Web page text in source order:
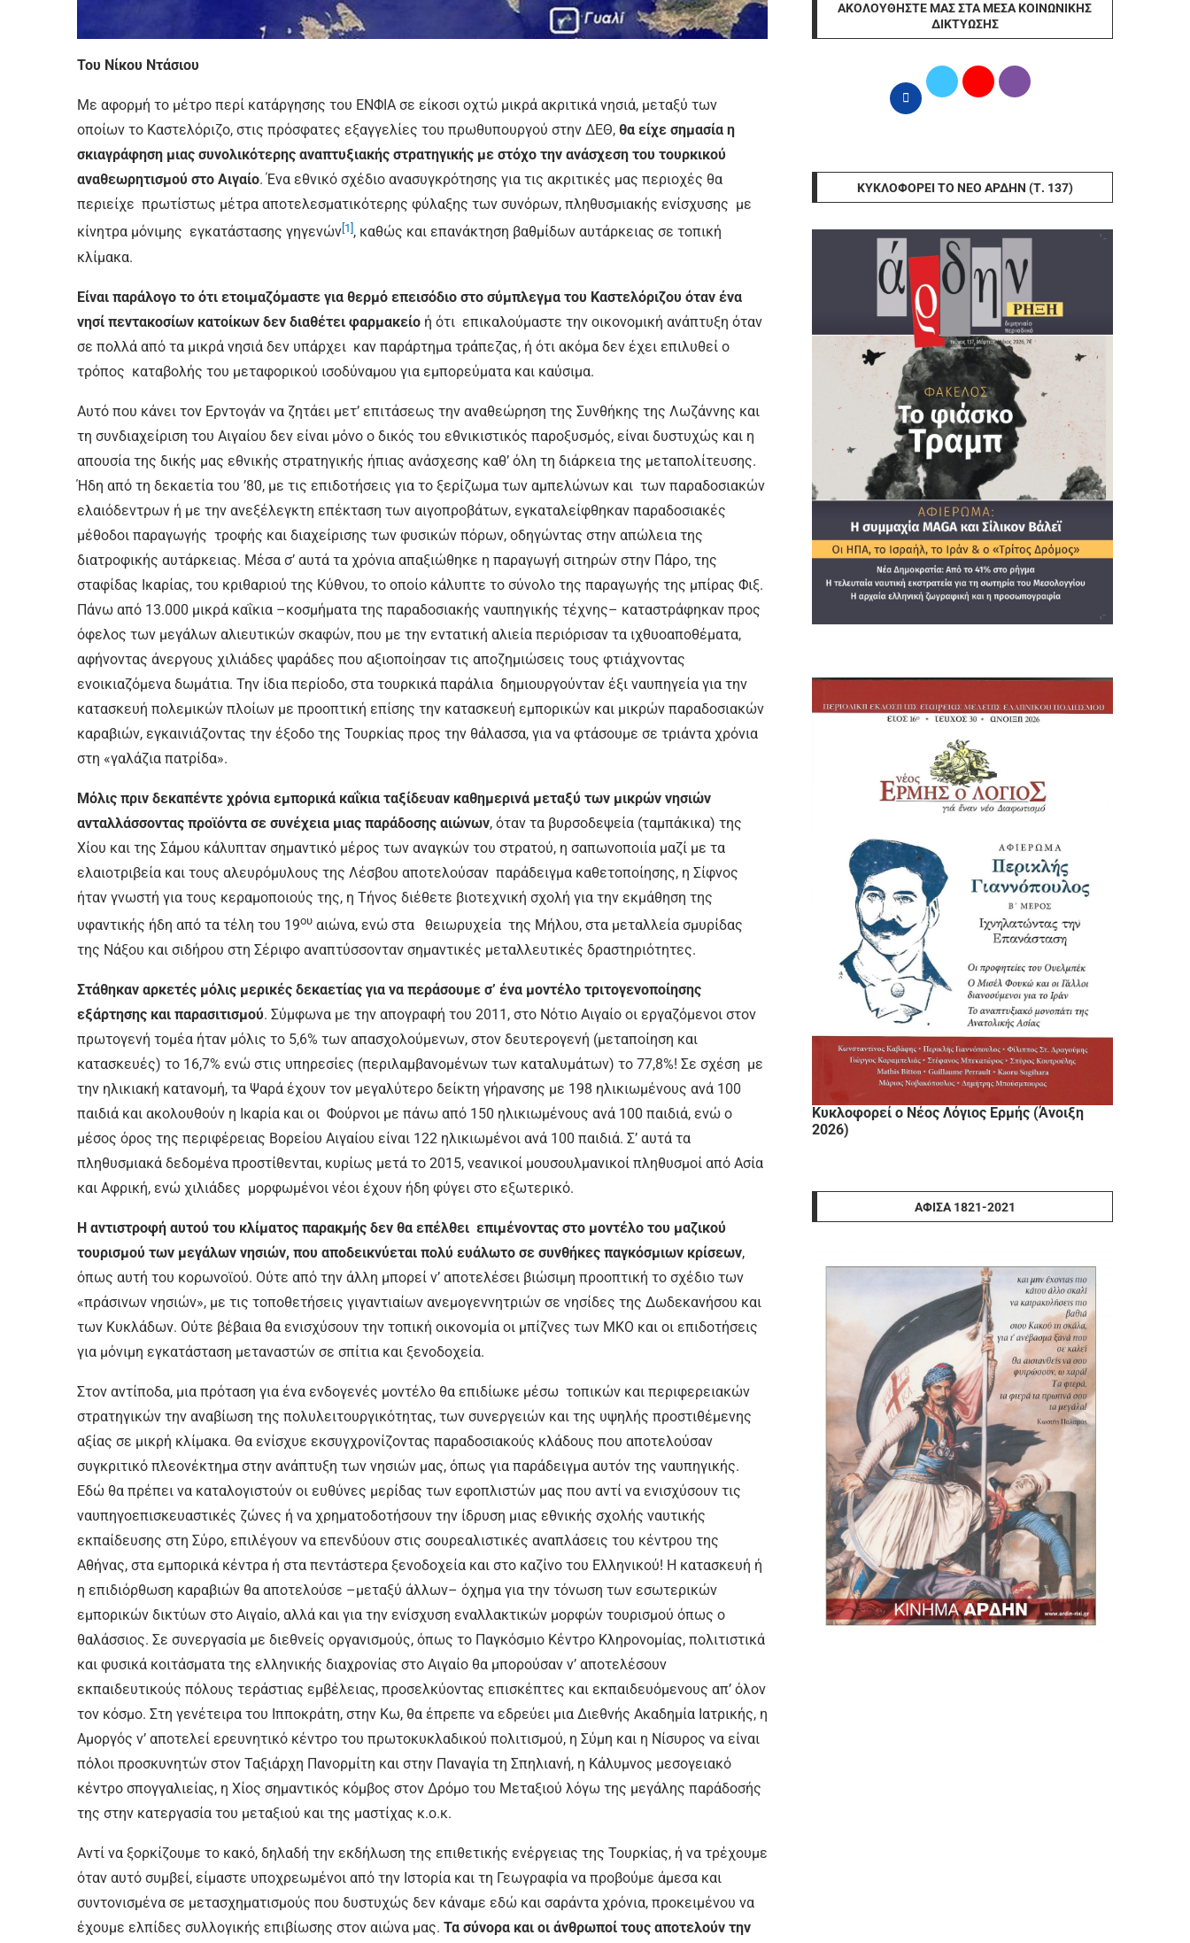
Του Νίκου Ντάσιου
Με αφορμή τo μέτρο περί κατάργησης του ΕΝΦΙΑ σε είκοσι οχτώ μικρά ακριτικά νησιά, μεταξύ των
οποίων το Καστελόριζο, στις πρόσφατες εξαγγελίες του πρωθυπουργού στην ΔΕΘ, θα είχε σημασία η
σκιαγράφηση μιας συνολικότερης αναπτυξιακής στρατηγικής με στόχο την ανάσχεση του τουρκικού
αναθεωρητισμού στο Αιγαίο. Ένα εθνικό σχέδιο ανασυγκρότησης για τις ακριτικές μας περιοχές θα
περιείχε πρωτίστως μέτρα αποτελεσματικότερης φύλαξης των συνόρων, πληθυσμιακής ενίσχυσης με
κίνητρα μόνιμης εγκατάστασης γηγενών[1], καθώς και επανάκτηση βαθμίδων αυτάρκειας σε τοπική
κλίμακα.
Είναι παράλογο το ότι ετοιμαζόμαστε για θερμό επεισόδιο στο σύμπλεγμα του Καστελόριζου όταν ένα
νησί πεντακοσίων κατοίκων δεν διαθέτει φαρμακείο ή ότι επικαλούμαστε την οικονομική ανάπτυξη όταν
σε πολλά από τα μικρά νησιά δεν υπάρχει καν παράρτημα τράπεζας, ή ότι ακόμα δεν έχει επιλυθεί ο
τρόπος καταβολής του μεταφορικού ισοδύναμου για εμπορεύματα και καύσιμα.
Αυτό που κάνει τον Ερντογάν να ζητάει μετ’ επιτάσεως την αναθεώρηση της Συνθήκης της Λωζάννης και
τη συνδιαχείριση του Αιγαίου δεν είναι μόνο ο δικός του εθνικιστικός παροξυσμός, είναι δυστυχώς και η
απουσία της δικής μας εθνικής στρατηγικής ήπιας ανάσχεσης καθ’ όλη τη διάρκεια της μεταπολίτευσης.
Ήδη από τη δεκαετία του ’80, με τις επιδοτήσεις για το ξερίζωμα των αμπελώνων και των παραδοσιακών
ελαιόδεντρων ή με την ανεξέλεγκτη επέκταση των αιγοπροβάτων, εγκαταλείφθηκαν παραδοσιακές
μέθοδοι παραγωγής τροφής και διαχείρισης των φυσικών πόρων, οδηγώντας στην απώλεια της
διατροφικής αυτάρκειας. Μέσα σ’ αυτά τα χρόνια απαξιώθηκε η παραγωγή σιτηρών στην Πάρο, της
σταφίδας Ικαρίας, του κριθαριού της Κύθνου, το οποίο κάλυπτε το σύνολο της παραγωγής της μπίρας Φιξ.
Πάνω από 13.000 μικρά καΐκια –κοσμήματα της παραδοσιακής ναυπηγικής τέχνης– καταστράφηκαν προς
όφελος των μεγάλων αλιευτικών σκαφών, που με την εντατική αλιεία περιόρισαν τα ιχθυοαποθέματα,
αφήνοντας άνεργους χιλιάδες ψαράδες που αξιοποίησαν τις αποζημιώσεις τους φτιάχνοντας
ενοικιαζόμενα δωμάτια. Την ίδια περίοδο, στα τουρκικά παράλια δημιουργούνταν έξι ναυπηγεία για την
κατασκευή πολεμικών πλοίων με προοπτική επίσης την κατασκευή εμπορικών και μικρών παραδοσιακών
καραβιών, εγκαινιάζοντας την έξοδο της Τουρκίας προς την θάλασσα, για να φτάσουμε σε τριάντα χρόνια
στη «γαλάζια πατρίδα».
Μόλις πριν δεκαπέντε χρόνια εμπορικά καΐκια ταξίδευαν καθημερινά μεταξύ των μικρών νησιών
ανταλλάσσοντας προϊόντα σε συνέχεια μιας παράδοσης αιώνων, όταν τα βυρσοδεψεία (ταμπάκικα) της
Χίου και της Σάμου κάλυπταν σημαντικό μέρος των αναγκών του στρατού, η σαπωνοποιία μαζί με τα
ελαιοτριβεία και τους αλευρόμυλους της Λέσβου αποτελούσαν παράδειγμα καθετοποίησης, η Σίφνος
ήταν γνωστή για τους κεραμοποιούς της, η Τήνος διέθετε βιοτεχνική σχολή για την εκμάθηση της
υφαντικής ήδη από τα τέλη του 19ου αιώνα, ενώ στα θειωρυχεία της Μήλου, στα μεταλλεία σμυρίδας
της Νάξου και σιδήρου στη Σέριφο αναπτύσσονταν σημαντικές μεταλλευτικές δραστηριότητες.
Στάθηκαν αρκετές μόλις μερικές δεκαετίας για να περάσουμε σ’ ένα μοντέλο τριτογενοποίησης
εξάρτησης και παρασιτισμού. Σύμφωνα με την απογραφή του 2011, στο Νότιο Αιγαίο οι εργαζόμενοι στον
πρωτογενή τομέα ήταν μόλις το 5,6% των απασχολούμενων, στον δευτερογενή (μεταποίηση και
κατασκευές) το 16,7% ενώ στις υπηρεσίες (περιλαμβανομένων των καταλυμάτων) το 77,8%! Σε σχέση με
την ηλικιακή κατανομή, τα Ψαρά έχουν τον μεγαλύτερο δείκτη γήρανσης με 198 ηλικιωμένους ανά 100
παιδιά και ακολουθούν η Ικαρία και οι Φούρνοι με πάνω από 150 ηλικιωμένους ανά 100 παιδιά, ενώ ο
μέσος όρος της περιφέρειας Βορείου Αιγαίου είναι 122 ηλικιωμένοι ανά 100 παιδιά. Σ’ αυτά τα
πληθυσμιακά δεδομένα προστίθενται, κυρίως μετά το 2015, νεανικοί μουσουλμανικοί πληθυσμοί από Ασία
και Αφρική, ενώ χιλιάδες μορφωμένοι νέοι έχουν ήδη φύγει στο εξωτερικό.
Η αντιστροφή αυτού του κλίματος παρακμής δεν θα επέλθει επιμένοντας στο μοντέλο του μαζικού
τουρισμού των μεγάλων νησιών, που αποδεικνύεται πολύ ευάλωτο σε συνθήκες παγκόσμιων κρίσεων,
όπως αυτή του κορωνοϊού. Ούτε από την άλλη μπορεί ν’ αποτελέσει βιώσιμη προοπτική το σχέδιο των
«πράσινων νησιών», με τις τοποθετήσεις γιγαντιαίων ανεμογεννητριών σε νησίδες της Δωδεκανήσου και
των Κυκλάδων. Ούτε βέβαια θα ενισχύσουν την τοπική οικονομία οι μπίζνες των ΜΚΟ και οι επιδοτήσεις
για μόνιμη εγκατάσταση μεταναστών σε σπίτια και ξενοδοχεία.
Στον αντίποδα, μια πρόταση για ένα ενδογενές μοντέλο θα επιδίωκε μέσω τοπικών και περιφερειακών
στρατηγικών την αναβίωση της πολυλειτουργικότητας, των συνεργειών και της υψηλής προστιθέμενης
αξίας σε μικρή κλίμακα. Θα ενίσχυε εκσυγχρονίζοντας παραδοσιακούς κλάδους που αποτελούσαν
συγκριτικό πλεονέκτημα στην ανάπτυξη των νησιών μας, όπως για παράδειγμα αυτόν της ναυπηγικής.
Εδώ θα πρέπει να καταλογιστούν οι ευθύνες μερίδας των εφοπλιστών μας που αντί να ενισχύσουν τις
ναυπηγοεπισκευαστικές ζώνες ή να χρηματοδοτήσουν την ίδρυση μιας εθνικής σχολής ναυτικής
εκπαίδευσης στη Σύρο, επιλέγουν να επενδύουν στις σουρεαλιστικές αναπλάσεις του κέντρου της
Αθήνας, στα εμπορικά κέντρα ή στα πεντάστερα ξενοδοχεία και στο καζίνο του Ελληνικού! Η κατασκευή ή
η επιδιόρθωση καραβιών θα αποτελούσε –μεταξύ άλλων– όχημα για την τόνωση των εσωτερικών
εμπορικών δικτύων στο Αιγαίο, αλλά και για την ενίσχυση εναλλακτικών μορφών τουρισμού όπως ο
θαλάσσιος. Σε συνεργασία με διεθνείς οργανισμούς, όπως το Παγκόσμιο Κέντρο Κληρονομίας, πολιτιστικά
και φυσικά κοιτάσματα της ελληνικής διαχρονίας στο Αιγαίο θα μπορούσαν ν’ αποτελέσουν
εκπαιδευτικούς πόλους τεράστιας εμβέλειας, προσελκύοντας επισκέπτες και εκπαιδευόμενους απ’ όλον
τον κόσμο. Στη γενέτειρα του Ιπποκράτη, στην Κω, θα έπρεπε να εδρεύει μια Διεθνής Ακαδημία Ιατρικής, η
Αμοργός ν’ αποτελεί ερευνητικό κέντρο του πρωτοκυκλαδικού πολιτισμού, η Σύμη και η Νίσυρος να είναι
πόλοι προσκυνητών στον Ταξιάρχη Πανορμίτη και στην Παναγία τη Σπηλιανή, η Κάλυμνος μεσογειακό
κέντρο σπογγαλιείας, η Χίος σημαντικός κόμβος στον Δρόμο του Μεταξιού λόγω της μεγάλης παράδοσής
της στην κατεργασία του μεταξιού και της μαστίχας κ.ο.κ.
Αντί να ξορκίζουμε το κακό, δηλαδή την εκδήλωση της επιθετικής ενέργειας της Τουρκίας, ή να τρέχουμε
όταν αυτό συμβεί, είμαστε υποχρεωμένοι από την Ιστορία και τη Γεωγραφία να προβούμε άμεσα και
συντονισμένα σε μετασχηματισμούς που δυστυχώς δεν κάναμε εδώ και σαράντα χρόνια, προκειμένου να
έχουμε ελπίδες συλλογικής επιβίωσης στον αιώνα μας. Τα σύνορα και οι άνθρωποί τους αποτελούν την
ΑΚΟΛΟΥΘΉΣΤΕ ΜΑΣ ΣΤΑ ΜΈΣΑ ΚΟΙΝΩΝΙΚΉΣ
ΔΙΚΤΎΩΣΗΣ
ΚΥΚΛΟΦΟΡΕΊ ΤΟ ΝΈΟ ΆΡΔΗΝ (Τ. 137)
Κυκλοφορεί ο Νέος Λόγιος Ερμής (Άνοιξη
2026)
ΑΦΊΣΑ 1821-2021